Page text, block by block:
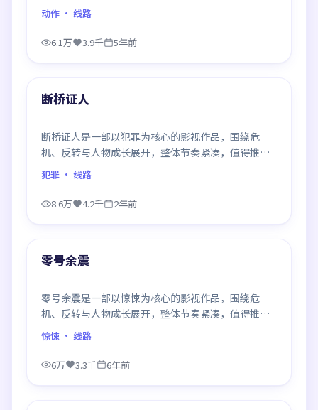
观看。
动作 · 线路
6.1万 3.9千 5年前
最新
断桥证人
断桥证人是一部以犯罪为核心的影视作品，围绕危
机、反转与人物成长展开，整体节奏紧凑，值得推荐
观看。
犯罪 · 线路
8.6万 4.2千 2年前
最新
零号余震
零号余震是一部以惊悚为核心的影视作品，围绕危
机、反转与人物成长展开，整体节奏紧凑，值得推荐
观看。
惊悚 · 线路
6万 3.3千 6年前